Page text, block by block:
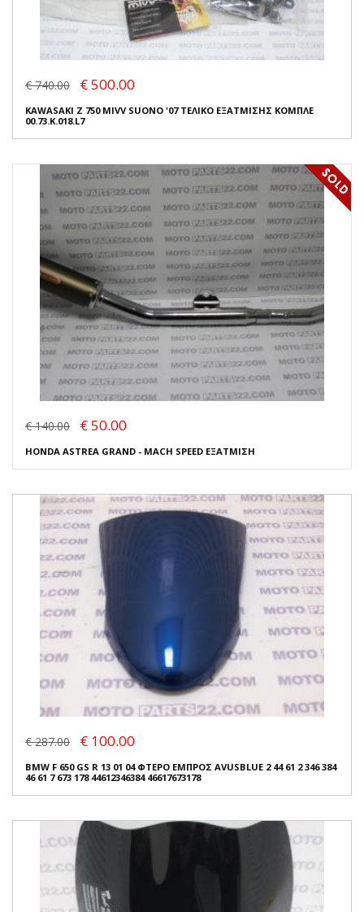
€ 740.00 € 500.00
KAWASAKI Z 750 MIVV SUONO '07 ΤΕΛΙΚΟ ΕΞΑΤΜΙΣΗΣ ΚΟΜΠΛΕ
00.73.K.018.L7
€ 140.00 € 50.00
HONDA ASTREA GRAND - MACH SPEED ΕΞΑΤΜΙΣΗ
€ 287.00 € 100.00
BMW F 650 GS R 13 01 04 ΦΤΕΡΟ ΕΜΠΡΟΣ AVUSBLUE 2 44 61 2 346 384
46 61 7 673 178 44612346384 46617673178